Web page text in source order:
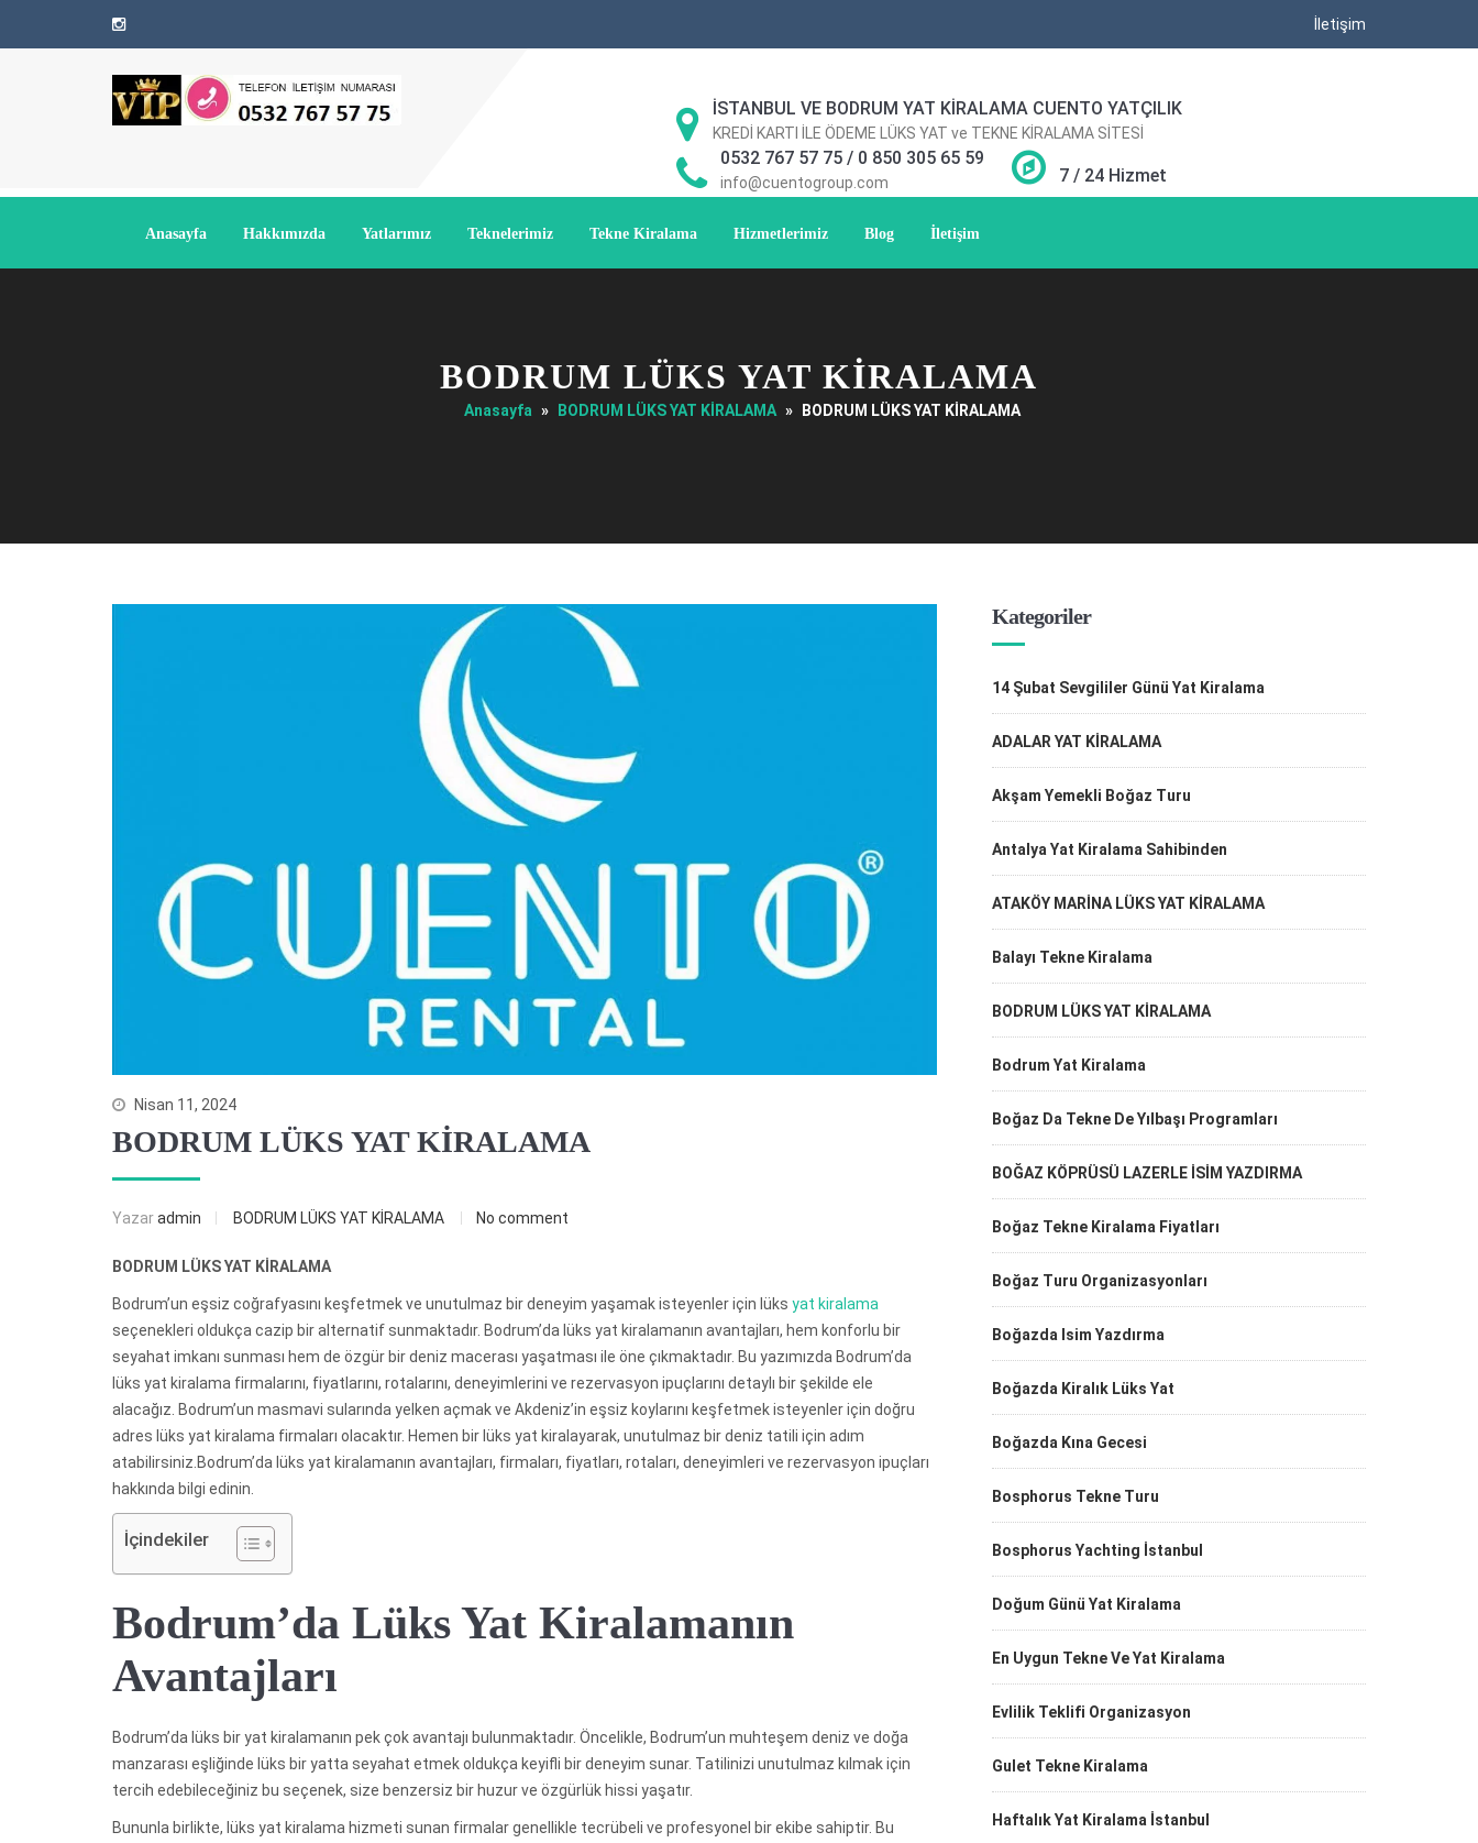
İletişim
İSTANBUL VE BODRUM YAT KİRALAMA CUENTO YATÇILIK
KREDİ KARTI İLE ÖDEME LÜKS YAT ve TEKNE KİRALAMA SİTESİ
0532 767 57 75 / 0 850 305 65 59
info@cuentogroup.com 7 / 24 Hizmet
Anasayfa Hakkımızda Yatlarımız Teknelerimiz Tekne Kiralama Hizmetlerimiz Blog İletişim
BODRUM LÜKS YAT KİRALAMA
Anasayfa » BODRUM LÜKS YAT KİRALAMA » BODRUM LÜKS YAT KİRALAMA
Nisan 11, 2024
BODRUM LÜKS YAT KİRALAMA
Yazaradmin BODRUM LÜKS YAT KİRALAMA No comment
BODRUM LÜKS YAT KİRALAMA
Bodrum’un eşsiz coğrafyasını keşfetmek ve unutulmaz bir deneyim yaşamak isteyenler için lüks yat kiralama
seçenekleri oldukça cazip bir alternatif sunmaktadır. Bodrum’da lüks yat kiralamanın avantajları, hem konforlu bir
seyahat imkanı sunması hem de özgür bir deniz macerası yaşatması ile öne çıkmaktadır. Bu yazımızda Bodrum’da
lüks yat kiralama firmalarını, fiyatlarını, rotalarını, deneyimlerini ve rezervasyon ipuçlarını detaylı bir şekilde ele
alacağız. Bodrum’un masmavi sularında yelken açmak ve Akdeniz’in eşsiz koylarını keşfetmek isteyenler için doğru
adres lüks yat kiralama firmaları olacaktır. Hemen bir lüks yat kiralayarak, unutulmaz bir deniz tatili için adım
atabilirsiniz.Bodrum’da lüks yat kiralamanın avantajları, firmaları, fiyatları, rotaları, deneyimleri ve rezervasyon ipuçları
hakkında bilgi edinin.
İçindekiler
Bodrum’da Lüks Yat Kiralamanın
Avantajları
Bodrum’da lüks bir yat kiralamanın pek çok avantajı bulunmaktadır. Öncelikle, Bodrum’un muhteşem deniz ve doğa
manzarası eşliğinde lüks bir yatta seyahat etmek oldukça keyifli bir deneyim sunar. Tatilinizi unutulmaz kılmak için
tercih edebileceğiniz bu seçenek, size benzersiz bir huzur ve özgürlük hissi yaşatır.
Bununla birlikte, lüks yat kiralama hizmeti sunan firmalar genellikle tecrübeli ve profesyonel bir ekibe sahiptir. Bu
Kategoriler
14 Şubat Sevgililer Günü Yat Kiralama
ADALAR YAT KİRALAMA
Akşam Yemekli Boğaz Turu
Antalya Yat Kiralama Sahibinden
ATAKÖY MARİNA LÜKS YAT KİRALAMA
Balayı Tekne Kiralama
BODRUM LÜKS YAT KİRALAMA
Bodrum Yat Kiralama
Boğaz Da Tekne De Yılbaşı Programları
BOĞAZ KÖPRÜSÜ LAZERLE İSİM YAZDIRMA
Boğaz Tekne Kiralama Fiyatları
Boğaz Turu Organizasyonları
Boğazda Isim Yazdırma
Boğazda Kiralık Lüks Yat
Boğazda Kına Gecesi
Bosphorus Tekne Turu
Bosphorus Yachting İstanbul
Doğum Günü Yat Kiralama
En Uygun Tekne Ve Yat Kiralama
Evlilik Teklifi Organizasyon
Gulet Tekne Kiralama
Haftalık Yat Kiralama İstanbul